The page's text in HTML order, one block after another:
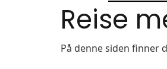
Reise
På denne siden finner